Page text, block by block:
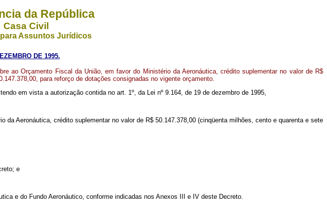
da República
Casa Civil
Assuntos Jurídicos
DE 1995.
ao Orçamento Fiscal da União, em favor do Ministério da Aeronáutica, crédito suplementar no valor de R$
para reforço de dotações consignadas no vigente orçamento.
em vista a autorização contida no art. 1º, da Lei nº 9.164, de 19 de dezembro de 1995,
da Aeronáutica, crédito suplementar no valor de R$ 50.147.378,00 (cinqüenta milhões, cento e quarenta e sete
e
e do Fundo Aeronáutico, conforme indicadas nos Anexos III e IV deste Decreto.